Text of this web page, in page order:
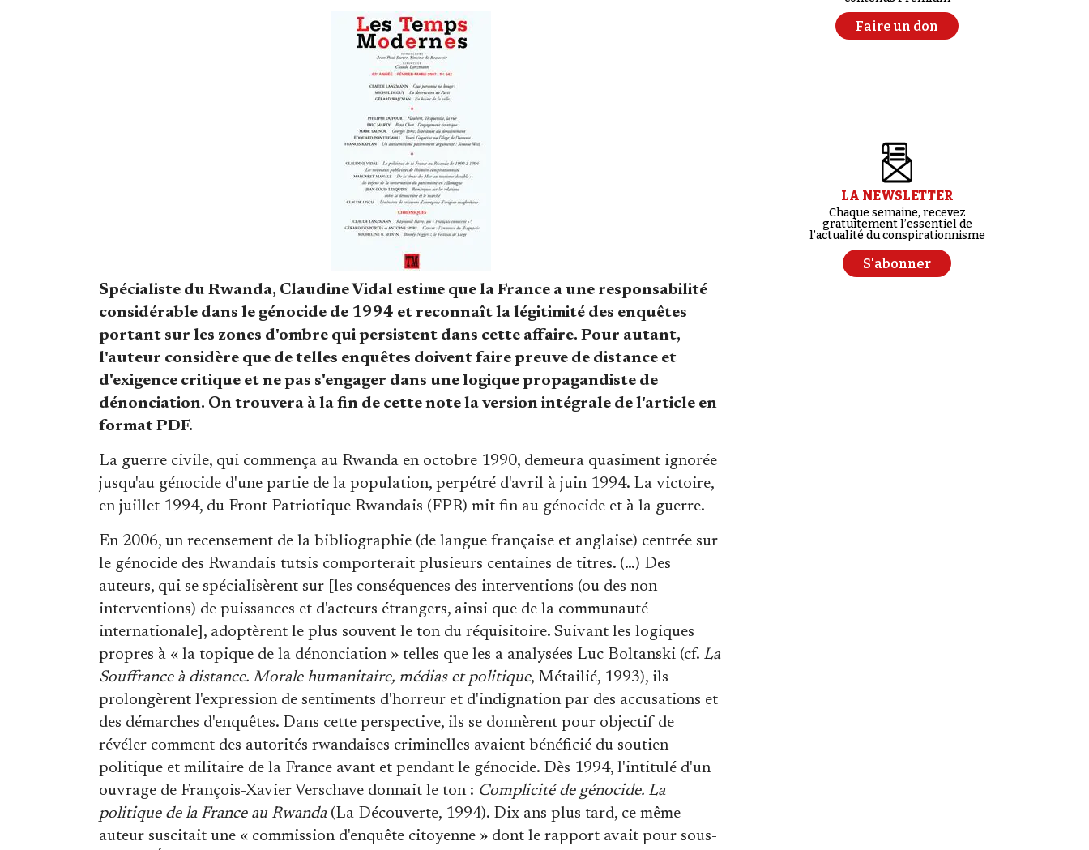
Spécialiste du Rwanda, Claudine Vidal estime que la France a une responsabilité
considérable dans le génocide de 1994 et reconnaît la légitimité des enquêtes
portant sur les zones d'ombre qui persistent dans cette affaire. Pour autant,
l'auteur considère que de telles enquêtes doivent faire preuve de distance et
d'exigence critique et ne pas s'engager dans une logique propagandiste de
dénonciation. On trouvera à la fin de cette note la version intégrale de l'article en
format PDF.
La guerre civile, qui commença au Rwanda en octobre 1990, demeura quasiment ignorée
jusqu'au génocide d'une partie de la population, perpétré d'avril à juin 1994. La victoire,
en juillet 1994, du Front Patriotique Rwandais (FPR) mit fin au génocide et à la guerre.
En 2006, un recensement de la bibliographie (de langue française et anglaise) centrée sur
le génocide des Rwandais tutsis comporterait plusieurs centaines de titres. (…) Des
auteurs, qui se spécialisèrent sur [les conséquences des interventions (ou des non
interventions) de puissances et d'acteurs étrangers, ainsi que de la communauté
internationale], adoptèrent le plus souvent le ton du réquisitoire. Suivant les logiques
propres à « la topique de la dénonciation » telles que les a analysées Luc Boltanski (cf. La
Souffrance à distance. Morale humanitaire, médias et politique, Métailié, 1993), ils
prolongèrent l'expression de sentiments d'horreur et d'indignation par des accusations et
des démarches d'enquêtes. Dans cette perspective, ils se donnèrent pour objectif de
révéler comment des autorités rwandaises criminelles avaient bénéficié du soutien
politique et militaire de la France avant et pendant le génocide. Dès 1994, l'intitulé d'un
ouvrage de François-Xavier Verschave donnait le ton : Complicité de génocide. La
politique de la France au Rwanda(La Découverte, 1994). Dix ans plus tard, ce même
auteur suscitait une « commission d'enquête citoyenne » dont le rapport avait pour sous-
Faire un don
LA NEWSLETTER
Chaque semaine, recevez
gratuitement l’essentiel de
l’actualité du conspirationnisme
S'abonner